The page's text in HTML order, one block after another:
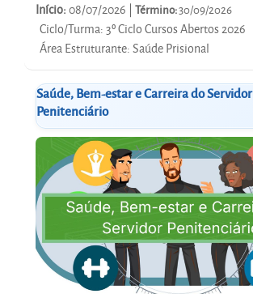
Início:08/07/2026 | Término:30/09/2026
Ciclo/Turma:3º Ciclo Cursos Abertos 2026
Área Estruturante:Saúde Prisional
Saúde, Bem-estar e Carreira do Servidor
Penitenciário